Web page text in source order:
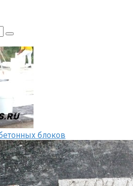
блоков